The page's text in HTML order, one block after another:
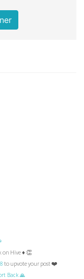
on Hive ♦️ 👏
to upvote your post ❤️
Back 🙏